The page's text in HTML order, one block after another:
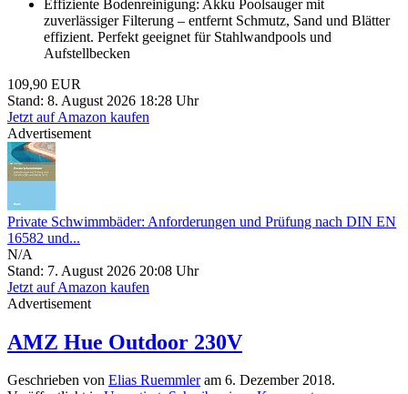
Effiziente Bodenreinigung: Akku Poolsauger mit
zuverlässiger Filterung – entfernt Schmutz, Sand und Blätter
effizient. Perfekt geeignet für Stahlwandpools und
Aufstellbecken
109,90 EUR
Stand: 8. August 2026 18:28 Uhr
Jetzt auf Amazon kaufen
Advertisement
Private Schwimmbäder: Anforderungen und Prüfung nach DIN EN
16582 und...
N/A
Stand: 7. August 2026 20:08 Uhr
Jetzt auf Amazon kaufen
Advertisement
AMZ Hue Outdoor 230V
Geschrieben von Elias Ruemmleram 6. Dezember 2018.